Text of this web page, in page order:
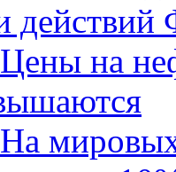
Цены на
На